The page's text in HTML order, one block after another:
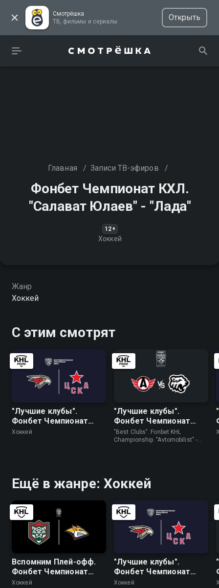
Смотрёшка
ТВ, фильмы и сериалы
Открыть
Главная / Записи ТВ-эфиров /
Фонбет Чемпионат КХЛ.
"Салават Юлаев" - "Лада"
12+
Хоккей
Жанр
Хоккей
С этим смотрят
"Лучшие клубы".
Фонбет Чемпионат
КХЛ. "Авангард" - ЦСКА
Хоккей
"Лучшие клубы".
Фонбет Чемпионат
КХЛ. "Автомобилист" -
"Трактор"
"Best Clubs". Fonbet KHL
Championship. "Avtomobilist" -
Ещё в жанре: Хоккей
Вспомним Плей-офф.
Фонбет Чемпионат
КХЛ. Плей-офф. 1/2
Хоккей
"Лучшие клубы".
Фонбет Чемпионат
КХЛ. "Авангард" - ЦСКА
Хоккей